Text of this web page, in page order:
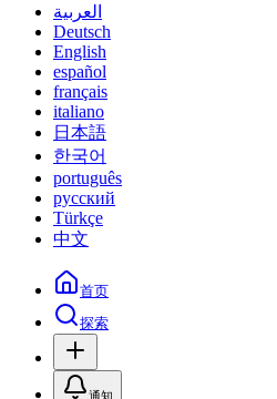
العربية
Deutsch
English
español
français
italiano
日本語
한국어
português
русский
Türkçe
中文
首页
探索
通知